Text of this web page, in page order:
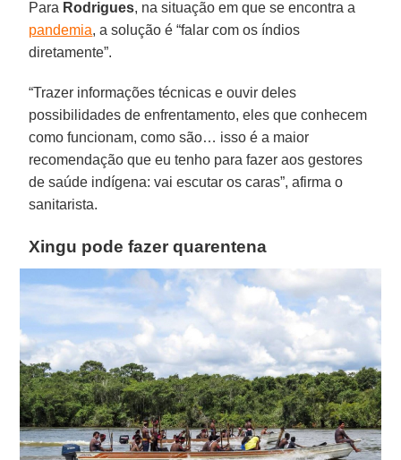
Para Rodrigues, na situação em que se encontra a
pandemia, a solução é “falar com os índios
diretamente”.
“Trazer informações técnicas e ouvir deles
possibilidades de enfrentamento, eles que conhecem
como funcionam, como são… isso é a maior
recomendação que eu tenho para fazer aos gestores
de saúde indígena: vai escutar os caras”, afirma o
sanitarista.
Xingu pode fazer quarentena